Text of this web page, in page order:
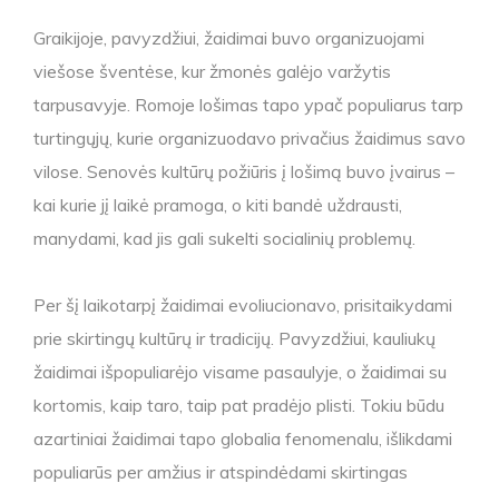
Graikijoje, pavyzdžiui, žaidimai buvo organizuojami
viešose šventėse, kur žmonės galėjo varžytis
tarpusavyje. Romoje lošimas tapo ypač populiarus tarp
turtingųjų, kurie organizuodavo privačius žaidimus savo
vilose. Senovės kultūrų požiūris į lošimą buvo įvairus –
kai kurie jį laikė pramoga, o kiti bandė uždrausti,
manydami, kad jis gali sukelti socialinių problemų.
Per šį laikotarpį žaidimai evoliucionavo, prisitaikydami
prie skirtingų kultūrų ir tradicijų. Pavyzdžiui, kauliukų
žaidimai išpopuliarėjo visame pasaulyje, o žaidimai su
kortomis, kaip taro, taip pat pradėjo plisti. Tokiu būdu
azartiniai žaidimai tapo globalia fenomenalu, išlikdami
populiarūs per amžius ir atspindėdami skirtingas